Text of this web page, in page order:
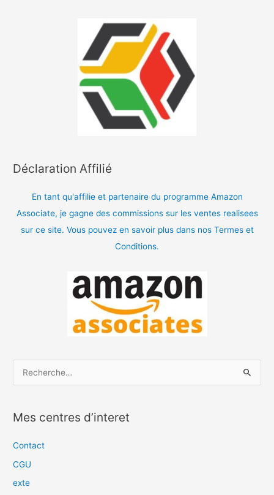
Déclaration Affilié
En tant qu'affilie et partenaire du programme Amazon
Associate, je gagne des commissions sur les ventes realisees
sur ce site. Vous pouvez en savoir plus dans nos Termes et
Conditions.
h
e
Mes centres d’interet
Contact
CGU
exte